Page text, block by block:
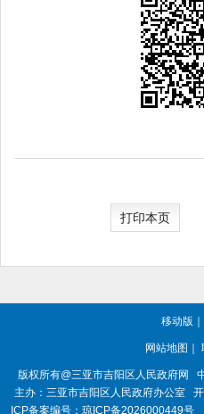
打印本页
移动版
网站地图
版权所有@三亚市吉阳区人民政府网
主办：三亚市吉阳区人民政府办公室
ICP备案编号： 琼ICP备2026000449号